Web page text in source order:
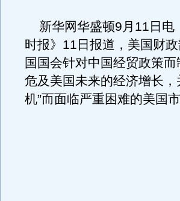
新华网华盛顿9月11日电
时报》11日报道，美国财
国国会针对中国经贸政策
危及美国未来的经济增长
机”而面临严重困难的美国市